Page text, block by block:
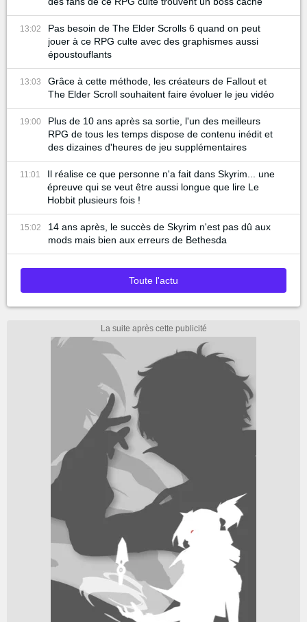
13:02
Pas besoin de The Elder Scrolls 6 quand on peut
jouer à ce RPG culte avec des graphismes aussi
époustouflants
13:03
Grâce à cette méthode, les créateurs de Fallout et
The Elder Scroll souhaitent faire évoluer le jeu vidéo
19:00
Plus de 10 ans après sa sortie, l'un des meilleurs
RPG de tous les temps dispose de contenu inédit et
des dizaines d'heures de jeu supplémentaires
11:01
Il réalise ce que personne n'a fait dans Skyrim... une
épreuve qui se veut être aussi longue que lire Le
Hobbit plusieurs fois !
15:02
14 ans après, le succès de Skyrim n'est pas dû aux
mods mais bien aux erreurs de Bethesda
Toute l'actu